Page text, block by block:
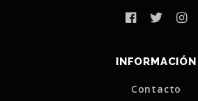
INFORMACIÓN
Contacto